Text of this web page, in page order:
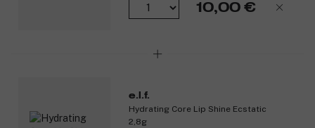
10,00 €
e.l.f.
Hydrating Core Lip Shine Ecstatic
2,8g